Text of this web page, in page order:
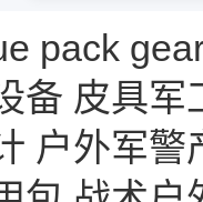
pack
备 皮具军
户外军警